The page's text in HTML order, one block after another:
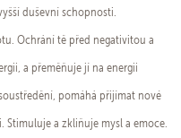
duševní schopnosti.
Ochrání tě před negativitou a
a přeměňuje jí na energii
pomáhá přijímat nové
a zkliňuje mysl a emoce.